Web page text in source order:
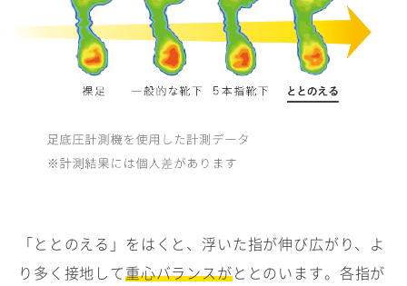
「ととのえる」をはくと、浮いた指が伸び広がり、よ
り多く接地して重心バランスがととのいます。各指が